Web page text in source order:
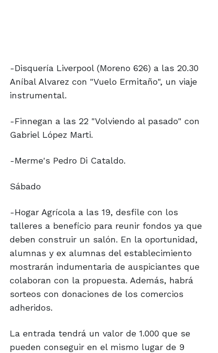
-Disquería Liverpool (Moreno 626) a las 20.30
Aníbal Alvarez con "Vuelo Ermitaño", un viaje
instrumental.
-Finnegan a las 22 "Volviendo al pasado" con
Gabriel López Marti.
-Merme's Pedro Di Cataldo.
Sábado
-Hogar Agrícola a las 19, desfile con los
talleres a beneficio para reunir fondos ya que
deben construir un salón. En la oportunidad,
alumnas y ex alumnas del establecimiento
mostrarán indumentaria de auspiciantes que
colaboran con la propuesta. Además, habrá
sorteos con donaciones de los comercios
adheridos.
La entrada tendrá un valor de 1.000 que se
pueden conseguir en el mismo lugar de 9